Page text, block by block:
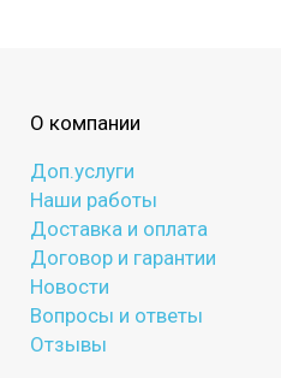
О компании
Доп.услуги
Наши работы
Доставка и оплата
Договор и гарантии
Новости
Вопросы и ответы
Отзывы